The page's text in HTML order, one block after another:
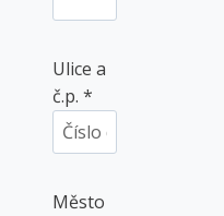
Ulice a
č.p. *
Město